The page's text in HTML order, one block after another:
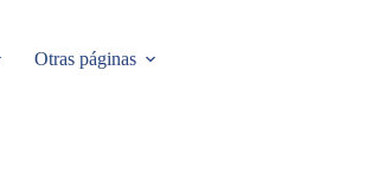
Otras páginas